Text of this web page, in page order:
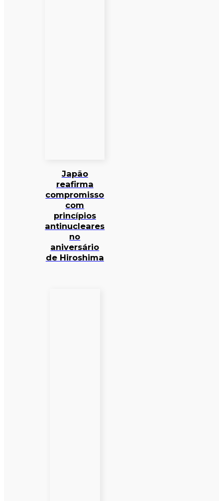
Japão
reafirma
compromisso
com
princípios
antinucleares
no
aniversário
de Hiroshima